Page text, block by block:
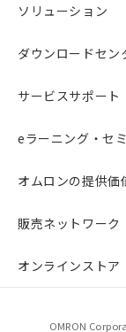
ソリューション
ダウンロードセン
サービスサポート
eラーニング・セ
オムロンの提供価
販売ネットワーク
オンラインストア
OMRON